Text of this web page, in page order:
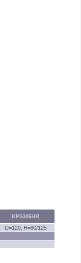
KPS305HR
D=120, H=80/125